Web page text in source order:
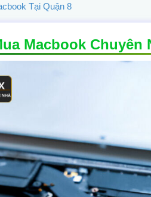
Tại Quận 8
Macbook Chuyên